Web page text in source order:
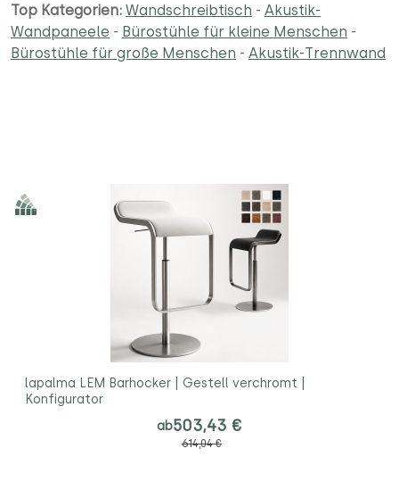
Top Kategorien: Wandschreibtisch - Akustik-
Wandpaneele - Bürostühle für kleine Menschen -
Bürostühle für große Menschen - Akustik-Trennwand
lapalma LEM Barhocker | Gestell verchromt |
Konfigurator
ab503,43 €
614,04 €